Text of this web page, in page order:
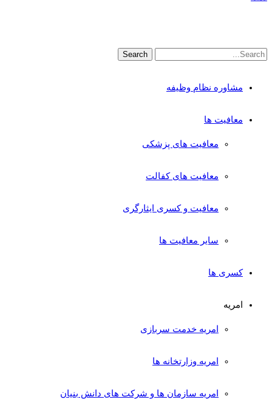
مشاوره نظام وظیفه
معافیت ها
معافیت های پزشکی
معافیت های کفالت
معافیت و کسری ایثارگری
سایر معافیت ها
کسری ها
امریه
امریه خدمت سربازی
امریه وزارتخانه ها
امریه سازمان ها و شرکت های دانش بنیان